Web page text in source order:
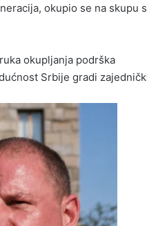
okupio se na skupu
okupljanja podrška
Srbije gradi